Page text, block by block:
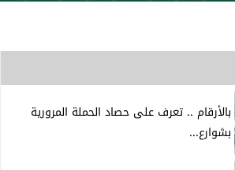
بالأرقام .. تعرف على حصاد الحملة المرورية
بشوارع...